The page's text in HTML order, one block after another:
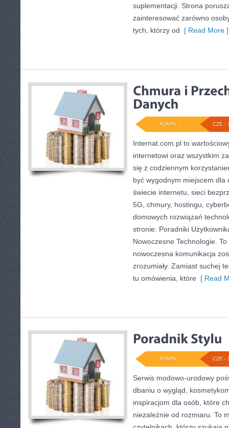
suplementacji. Strona
zainteresować zarówno
tych, którzy od [ Read More ]
CZE -
ADMIN
Internat.com.pl to
internetowi oraz wszystkim
się z codziennym
być wygodnym miejscem
świecie internetu, sieci
5G, chmury, hostingu,
domowych rozwiązań
stronie: Poradniki
Nowoczesne Technologie.
nowoczesna komunikacja
zrozumiały. Zamiast suchej
tu omówienia, które [ Read
CZE -
ADMIN
Serwis modowo-urodowy
dbaniu o wygląd,
inspiracjom dla osób, które
niezależnie od rozmiaru. To